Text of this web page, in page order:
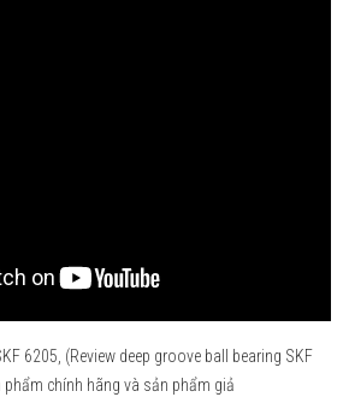
6205, (Review deep groove ball bearing SKF
chính hãng và sản phẩm giả